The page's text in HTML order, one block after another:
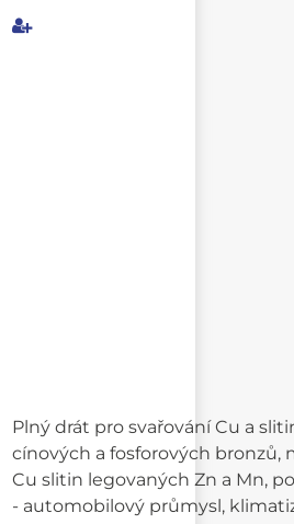
Plný drát pro svařování Cu a
cínových a fosforových bronzů,
Cu slitin legovaných Zn a Mn,
- automobilový průmysl,